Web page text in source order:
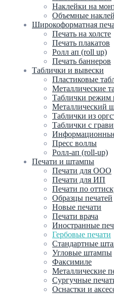
Наклейки на
Объемные
Широкоформатная
Печать на холсте
Печать плакатов
Ролл ап (roll up)
Печать баннеров
Таблички и вывески
Пластиковые
Металлические
Таблички режим
Металлический
Таблички из
Таблички с
Пресс воллы
Ролл-ап (roll-up)
Печати и штампы
Печати для ООО
Печати для ИП
Печати по
Образцы печатей
Новые печати
Печати врача
Иностранные
Гербовые печати
Стандартные
Угловые штампы
Факсимиле
Металлические
Сургучные
Оснастки и